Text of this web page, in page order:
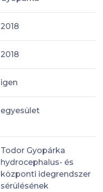
2018
2018
igen
egyesület
Todor Gyopárka
hydrocephalus- és
központi idegrendszer
sérülésének